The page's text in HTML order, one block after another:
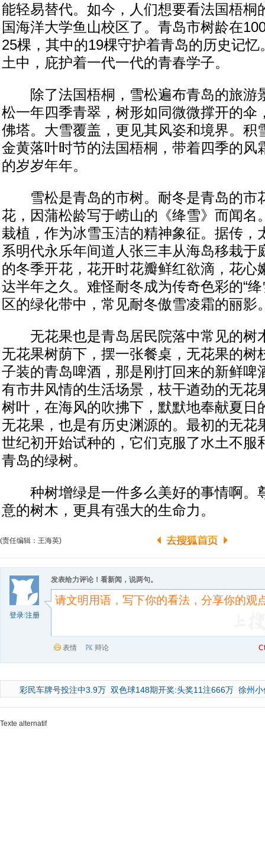
能轻易替代。如今，人们想要看法国梧桐
国海洋大学鱼山校区了。青岛市树龄在
25棵，其中的19棵守护着青岛的历史记
土中，庇护着一代一代的青春学子。
除了法国梧桐，雪松遍布青岛的旅游
松一年四季青翠，树形如同微微撑开的伞
佛塔。大雪覆盖，更见其风姿和境界。积
金黄落叶时节的法国梧桐，带着四季的风
的岁岁年年。
雪松是青岛的市树。耐冬是青岛的市
花，因蒲松龄写于崂山的《绛雪》而闻名
栽植，作为冰雪玉洁的精神象征。据传，
系明代永乐年间道人张三丰从海岛移栽于
的冬季开花，花开时花瓣鲜红欲滴，花心
达半年之久。难怪耐冬成为传奇色彩的“
区的绿化带中，常见耐冬傲雪凌霜的丽影
无花果也是青岛居民院落中常见的树
无花果树荫下，摆一张餐桌，无花果的树
子装的青岛啤酒，那是刚打回来的新鲜啤
有市井风情的生活场景，枝干遒劲的无花
树叶，在海风的吹拂下，默默地奉献夏日
无花果，也是有历史渊源的。最初的无花
世纪初开始试种的，它们克服了水土不服
青岛的绿树。
种树增绿是一件多么美好的事情啊。
意的树木，更具有强大的生命力。
(责任编辑：王海英)
登录/注册
发表给力评论！看新闻，说两句。
表情 辩论
彩民车牌号投注中3.9万 双色球148期开奖:头奖11注666万 徐州
Texte alternatif